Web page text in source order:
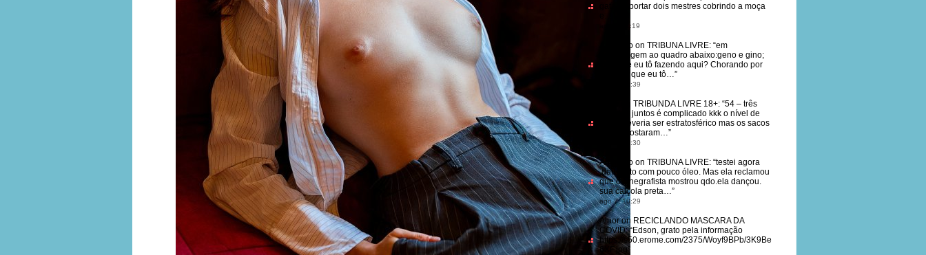
gata, suportar dois mestres cobrindo a moça
ago 7, 11:19
Anônimo on TRIBUNA LIVRE: “em
homenagem ao quadro abaixo:geno e gino;
Que que eu tô fazendo aqui? Chorando por
ela Que que eu tô…”
ago 7, 10:39
TRIBUNDA LIVRE 18+: “54 – três
dotados juntos é complicado kkk o nível de
tesão deveria ser estratosférico mas os sacos
não encostaram…”
ago 7, 10:30
Anônimo on TRIBUNA LIVRE: “testei agora
,deu certo com pouco óleo. Mas ela reclamou
que o cinegrafista mostrou qdo.ela dançou.
sua calçola preta…”
ago 7, 10:29
Alaoron RECICLANDO MASCARA DA
COVID: “Edson, grato pela informação
https://s50.erome.com/2375/Woyf9BPb/3K9Be
6XF.jpg”